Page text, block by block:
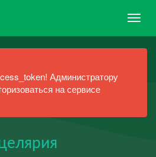
Администратору
на сервисе